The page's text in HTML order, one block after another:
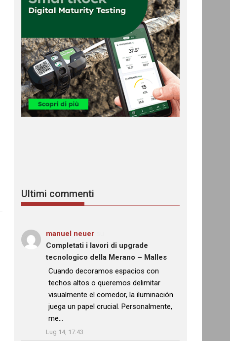
Ultimi commenti
manuel neuer
Completati i lavori di upgrade
tecnologico della Merano – Malles
: “
Cuando decoramos espacios con
techos altos o queremos delimitar
visualmente el comedor, la iluminación
juega un papel crucial. Personalmente,
me…
Lug 14, 17:43